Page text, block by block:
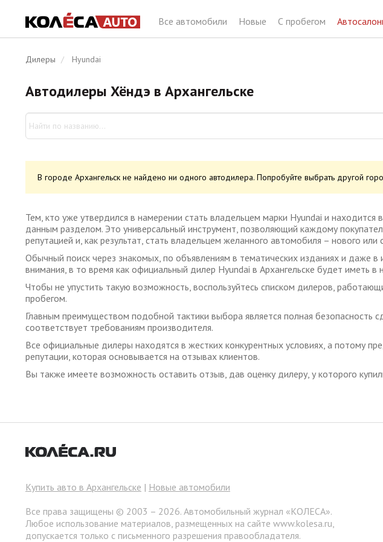
Все автомобили Новые С пробегом
Дилеры Hyundai
Автодилеры Хёндэ в Архангельске
В городе Архангельск не найдено ни одного автодилера. Попробуйте выбрать другой
Тем, кто уже утвердился в намерении стать владельцем марки Hyundai и находится
данным разделом. Это универсальный инструмент, позволяющий каждому
репутацией и, как результат, стать владельцем желанного автомобиля – нового
Обычный поиск через знакомых, по объявлениям в тематических изданиях и даже
внимания, в то время как официальный дилер Hyundai в Архангельске будет
Чтобы не упустить такую возможность, воспользуйтесь списком дилеров,
пробегом.
Главным преимуществом подобной тактики выбора является полная
соответствует требованиям производителя.
Все официальные дилеры находятся в жестких конкурентных условиях, а потому
репутации, которая основывается на отзывах клиентов.
Вы также имеете возможность оставить отзыв, дав оценку дилеру, у которого
Купить авто в Архангельске | Новые автомобили
Все права защищены © 2003 – 2026. Автомобильный журнал «КОЛЕСА».
Любое использование материалов, размещенных на сайте www.kolesa.ru,
допускается только с письменного разрешения правообладателя.